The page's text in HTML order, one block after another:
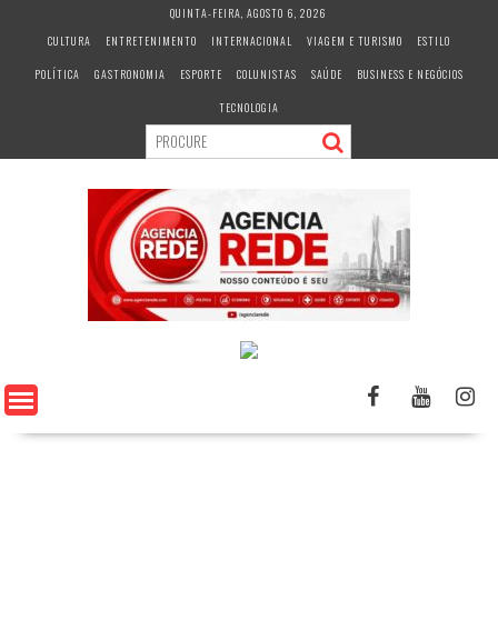
c
QUINTA-FEIRA, AGOSTO 6, 2026
CULTURA
ENTRETENIMENTO INTERNACIONAL VIAGEM E TURISMO
ESTILO
POLÍTICA
GASTRONOMIA ESPORTE COLUNISTAS SAÚDE
BUSINESS E NEGÓCIOS
TECNOLOGIA